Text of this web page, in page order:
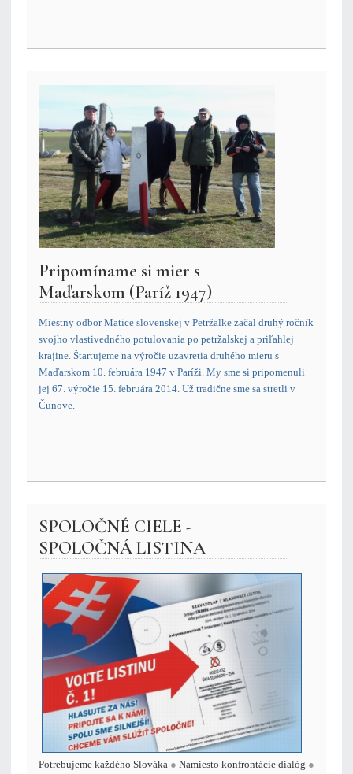
Pripomíname si mier s
Maďarskom (Paríž 1947)
Miestny odbor Matice slovenskej v Petržalke začal druhý ročník
svojho vlastivedného potulovania po petržalskej a priľahlej
krajine. Štartujeme na výročie uzavretia druhého mieru s
Maďarskom 10. februára 1947 v Paríži. My sme si pripomenuli
jej 67. výročie 15. februára 2014. Už tradične sme sa stretli v
Čunove.
SPOLOČNÉ CIELE -
SPOLOČNÁ LISTINA
Potrebujeme každého Slováka ● Namiesto konfrontácie dialóg ●